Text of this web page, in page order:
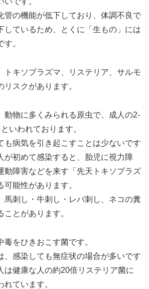
管の機能が低下しており、体調不良で
しているため、とくに「生もの」には
。
トキソプラズマ、リステリア、サルモ
スクがあります。
動物に多くみられる原虫で、成人の2-
いわれております。
も病気を引き起こすことは少ないです
が初めて感染すると、胎児に視力障
動障害などを来す「先天トキソプラズ
能性があります。
馬刺し・牛刺し・レバ刺し、ネコの糞
とがあります。
毒をひきおこす菌です。
、感染しても無症状の場合が多いです
は健康な人の約20倍リステリア菌に
ています。